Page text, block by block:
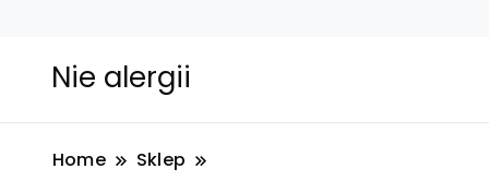
Nie alergii
Home Sklep